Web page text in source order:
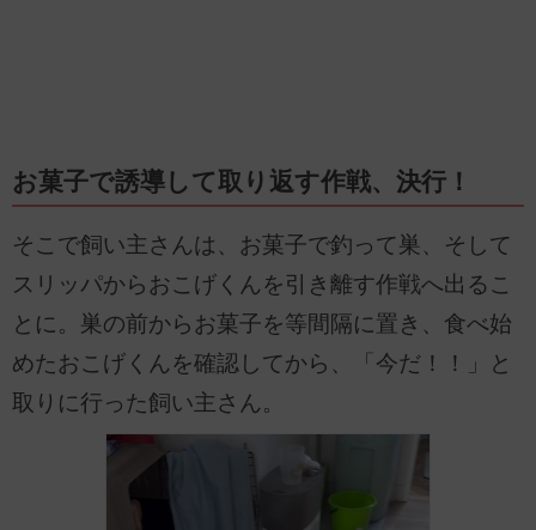
お菓子で誘導して取り返す作戦、決行！
そこで飼い主さんは、お菓子で釣って巣、そして
スリッパからおこげくんを引き離す作戦へ出るこ
とに。巣の前からお菓子を等間隔に置き、食べ始
めたおこげくんを確認してから、「今だ！！」と
取りに行った飼い主さん。